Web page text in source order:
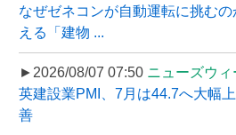
なぜゼネコンが自動運転に挑む
える「建物 ...
►2026/08/07 07:50 ニューズウィ
英建設業PMI、7月は44.7へ大幅
善